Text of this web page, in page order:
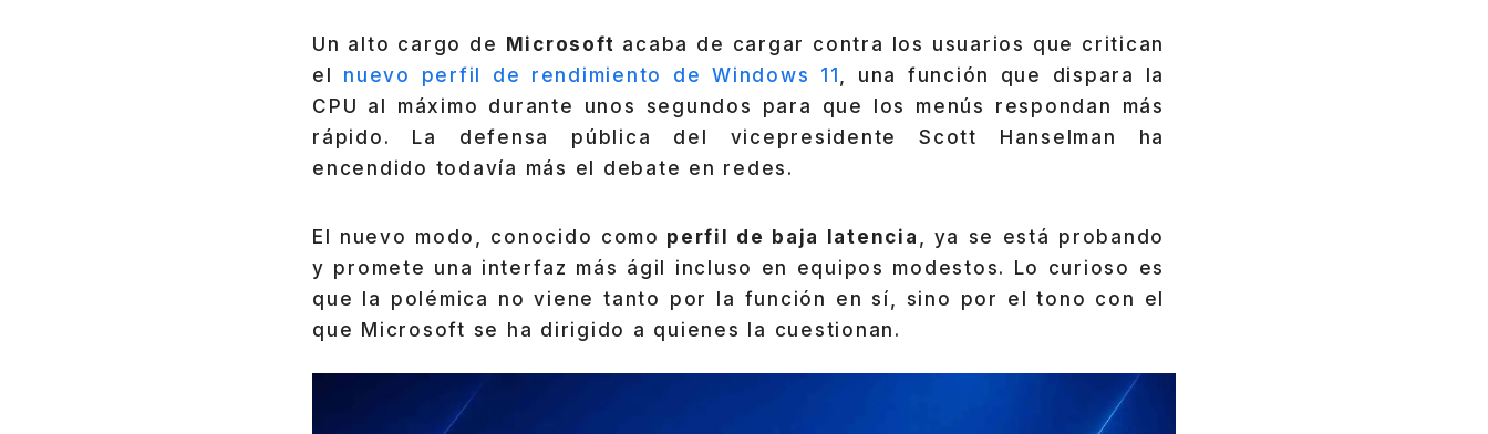
Un alto cargo de Microsoft acaba de cargar contra los usuarios que critican
el nuevo perfil de rendimiento de Windows 11 , una función que dispara la
CPU al máximo durante unos segundos para que los menús respondan más
rápido. La defensa pública del vicepresidente Scott Hanselman ha
encendido todavía más el debate en redes.
El nuevo modo, conocido como perfil de baja latencia
, ya se está probando
y promete una interfaz más ágil incluso en equipos modestos. Lo curioso es
que la polémica no viene tanto por la función en sí, sino por el tono con el
que Microsoft se ha dirigido a quienes la cuestionan.